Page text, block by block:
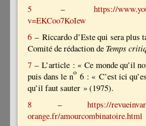
5 – https://
v=EKCoo7KoIew
6 – Riccardo d’Este qui sera plus
Comité de rédaction de Temps
7 – L’article : « Ce monde qu’il
puis dans le no6 : « C’est ici
qu’il faut sauter » (1975).
8 – https://
orange.fr/amourcombinatoire.html